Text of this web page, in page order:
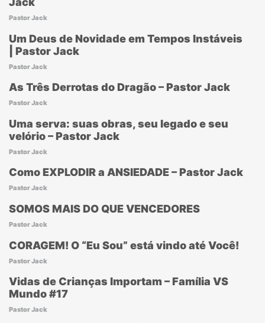
Pastor Jack
Um Deus de Novidade em Tempos Instáveis
| Pastor Jack
Pastor Jack
As Três Derrotas do Dragão – Pastor Jack
Pastor Jack
Uma serva: suas obras, seu legado e seu
velório – Pastor Jack
Pastor Jack
Como EXPLODIR a ANSIEDADE – Pastor Jack
Pastor Jack
SOMOS MAIS DO QUE VENCEDORES
Pastor Jack
CORAGEM! O “Eu Sou” está vindo até Você!
Pastor Jack
Vidas de Crianças Importam – Família VS
Mundo #17
Pastor Jack